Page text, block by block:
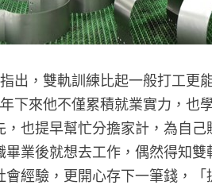
出，雙軌訓練比起一般打工更
下來他不僅累積就業實力，也
，也提早幫忙分擔家計，為自
畢業後就想去工作，偶然得知
會經驗，更開心存下一筆錢，「